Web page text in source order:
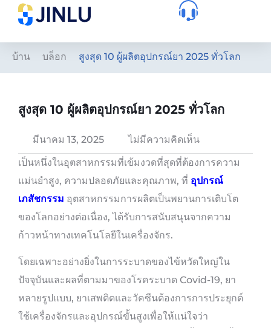
บ้าน บล็อก สูงสุด 10 ผู้ผลิตอุปกรณ์ยา 2025 ทั่วโลก
สูงสุด 10 ผู้ผลิตอุปกรณ์ยา 2025 ทั่วโลก
มีนาคม 13, 2025
ไม่มีความคิดเห็น
เป็นหนึ่งในอุตสาหกรรมที่เข้มงวดที่สุดที่ต้องการความ
แม่นยำสูง, ความปลอดภัยและคุณภาพ, ที่ อุปกรณ์
เภสัชกรรม อุตสาหกรรมการผลิตเป็นพยานการเติบโต
ของโลกอย่างต่อเนื่อง, ได้รับการสนับสนุนจากความ
ก้าวหน้าทางเทคโนโลยีในเครื่องจักร.
โดยเฉพาะอย่างยิ่งในการระบาดของไข้หวัดใหญ่ใน
ปัจจุบันและผลที่ตามมาของโรคระบาด Covid-19, ยา
หลายรูปแบบ, ยาเสพติดและวัคซีนต้องการการประยุกต์
ใช้เครื่องจักรและอุปกรณ์ขั้นสูงเพื่อให้แน่ใจว่า